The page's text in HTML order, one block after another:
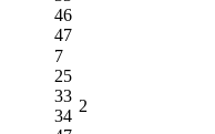
46
47
7
25
33
34
2